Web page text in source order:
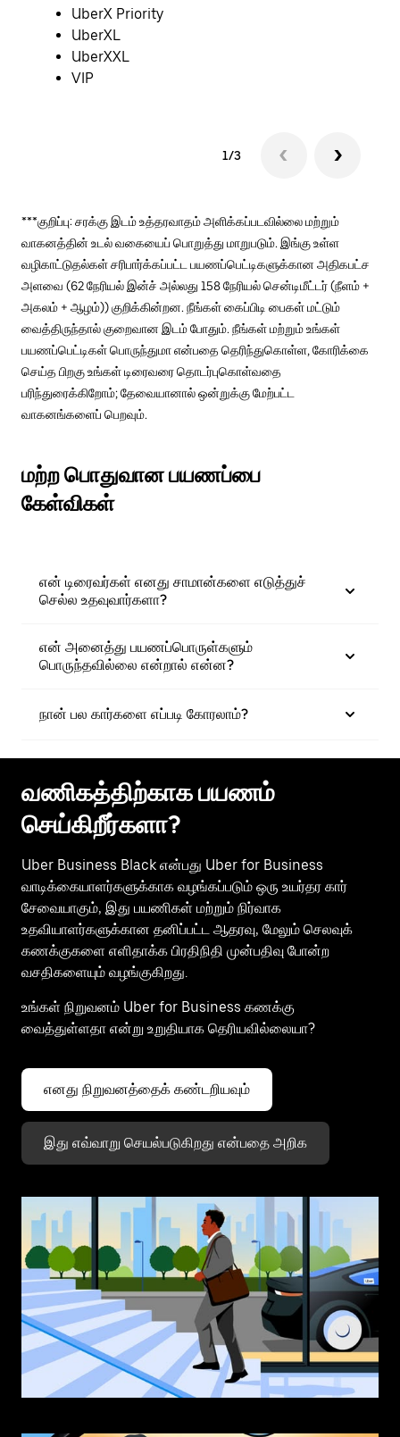
UberX Priority
UberXL
UberXXL
VIP
1/3
***குறிப்பு: சரக்கு இடம் உத்தரவாதம் அளிக்கப்படவில்லை மற்றும்
வாகனத்தின் உடல் வகையைப் பொறுத்து மாறுபடும். இங்கு உள்ள
வழிகாட்டுதல்கள் சரிபார்க்கப்பட்ட பயணப்பெட்டிகளுக்கான அதிகபட்ச
அளவை (62 நேரியல் இன்ச் அல்லது 158 நேரியல் சென்டிமீட்டர் (நீளம் +
அகலம் + ஆழம்)) குறிக்கின்றன. நீங்கள் கைப்பிடி பைகள் மட்டும்
வைத்திருந்தால் குறைவான இடம் போதும். நீங்கள் மற்றும் உங்கள்
பயணப்பெட்டிகள் பொருந்துமா என்பதை தெரிந்துகொள்ள, கோரிக்கை
செய்த பிறகு உங்கள் டிரைவரை தொடர்புகொள்வதை
பரிந்துரைக்கிறோம்; தேவையானால் ஒன்றுக்கு மேற்பட்ட
வாகனங்களைப் பெறவும்.
மற்ற பொதுவான பயணப்பை
கேள்விகள்
என் டிரைவர்கள் எனது சாமான்களை எடுத்துச்
செல்ல உதவுவார்களா?
என் அனைத்து பயணப்பொருள்களும்
பொருந்தவில்லை என்றால் என்ன?
நான் பல கார்களை எப்படி கோரலாம்?
வணிகத்திற்காக பயணம்
செய்கிறீர்களா?
Uber Business Black என்பது Uber for Business
வாடிக்கையாளர்களுக்காக வழங்கப்படும் ஒரு உயர்தர கார்
சேவையாகும், இது பயணிகள் மற்றும் நிர்வாக
உதவியாளர்களுக்கான தனிப்பட்ட ஆதரவு, மேலும் செலவுக்
கணக்குகளை எளிதாக்க பிரதிநிதி முன்பதிவு போன்ற
வசதிகளையும் வழங்குகிறது.
உங்கள் நிறுவனம் Uber for Business கணக்கு
வைத்துள்ளதா என்று உறுதியாக தெரியவில்லையா?
எனது நிறுவனத்தைக் கண்டறியவும்
இது எவ்வாறு செயல்படுகிறது என்பதை அறிக